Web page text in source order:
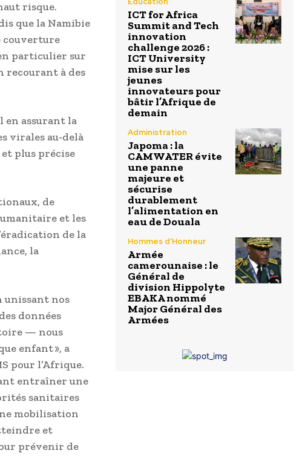
risque.
que la Namibie
couverture
particulier sur
recourant à des
en assurant la
virales au‑delà
plus précise
de
et les
de la
la
unissant nos
données
— nous
enfant », a
pour l’Afrique.
entraîner une
sanitaires
mobilisation
et
prévenir de
ICT for Africa
Summit and Tech
innovation
challenge 2026 :
ICT University
mise sur les
jeunes
innovateurs pour
bâtir l’Afrique de
demain
Administration
Japoma : la
CAMWATER évite
une panne
majeure et
sécurise
durablement
l’alimentation en
eau de Douala
Hommes d'Honneur
Armée
camerounaise : le
Général de
division Hippolyte
EBAKA nommé
Major Général des
Armées